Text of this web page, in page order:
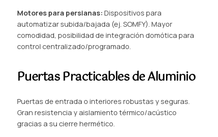
Motores para persianas: Dispositivos para
automatizar subida/bajada (ej. SOMFY). Mayor
comodidad, posibilidad de integración domótica para
control centralizado/programado.
Puertas Practicables de Aluminio
Puertas de entrada o interiores robustas y seguras.
Gran resistencia y aislamiento térmico/acústico
gracias a su cierre hermético.